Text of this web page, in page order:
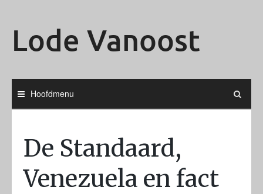
Lode Vanoost
Hoofdmenu
De Standaard,
Venezuela en fact